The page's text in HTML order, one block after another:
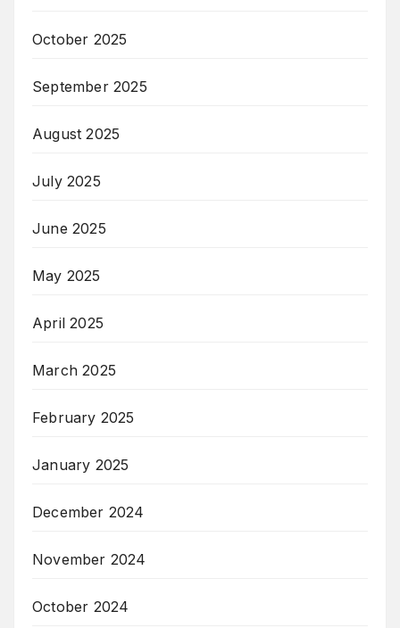
October 2025
September 2025
August 2025
July 2025
June 2025
May 2025
April 2025
March 2025
February 2025
January 2025
December 2024
November 2024
October 2024